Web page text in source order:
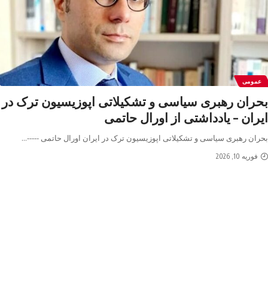
عمومی
بحران رهبری سیاسی و تشکیلاتی اپوزیسیون ترک در
ایران – یادداشتی از اورال حاتمی
بحران رهبری سیاسی و تشکیلاتی اپوزیسیون ترک در ایران اورال حاتمی -----…
فوریه 10, 2026